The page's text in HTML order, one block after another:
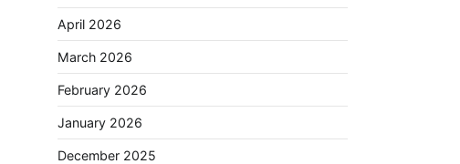
April 2026
March 2026
February 2026
January 2026
December 2025